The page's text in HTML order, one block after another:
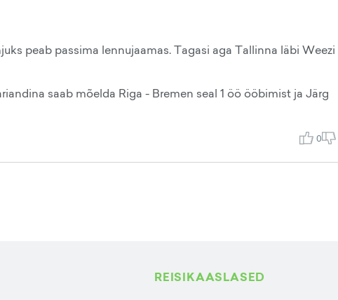
peab passima lennujaamas. Tagasi aga Tallinna läbi Weezi
saab mõelda Riga - Bremen seal 1 öö ööbimist ja Järg
0
REISIKAASLASED